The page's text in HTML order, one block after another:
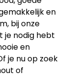
en
bij onze
je nodig hebt
en
je nu op zoek
of